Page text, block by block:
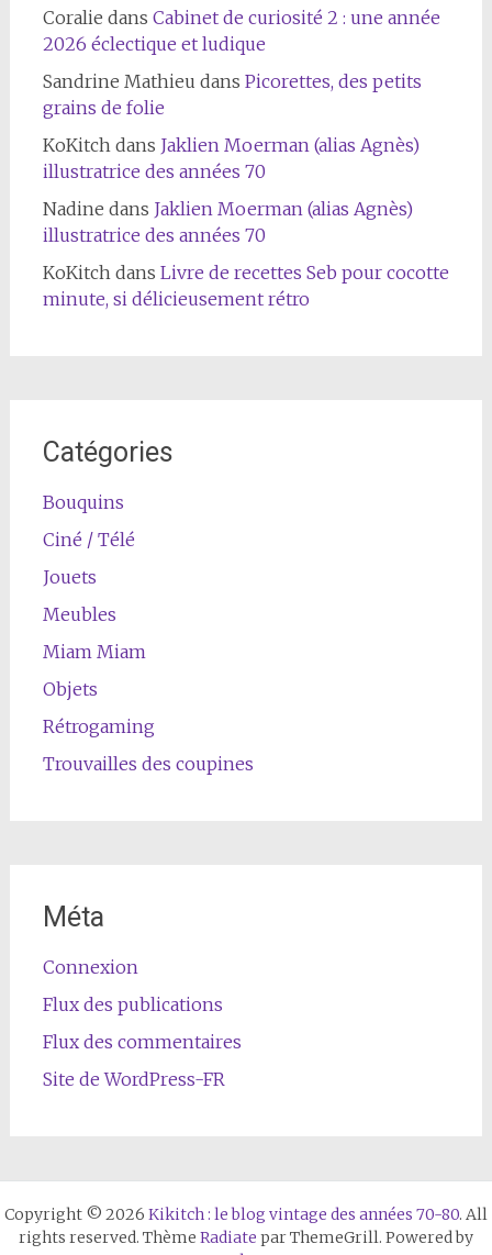
Coralie dans Cabinet de curiosité 2 : une année
2026 éclectique et ludique
Sandrine Mathieu dans Picorettes, des petits
grains de folie
KoKitch dans Jaklien Moerman (alias Agnès)
illustratrice des années 70
Nadine dans Jaklien Moerman (alias Agnès)
illustratrice des années 70
KoKitch dans Livre de recettes Seb pour cocotte
minute, si délicieusement rétro
Catégories
Bouquins
Ciné / Télé
Jouets
Meubles
Miam Miam
Objets
Rétrogaming
Trouvailles des coupines
Méta
Connexion
Flux des publications
Flux des commentaires
Site de WordPress-FR
Copyright © 2026 Kikitch : le blog vintage des années 70-80. All
rights reserved. Thème Radiate par ThemeGrill. Powered by